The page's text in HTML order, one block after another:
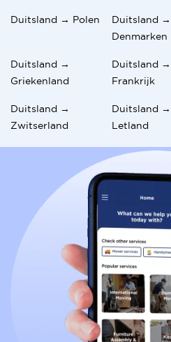
Duitsland → Polen
Duitsland →
Denmarken
Duitsland →
Griekenland
Duitsland →
Frankrijk
Duitsland →
Zwitserland
Duitsland →
Letland